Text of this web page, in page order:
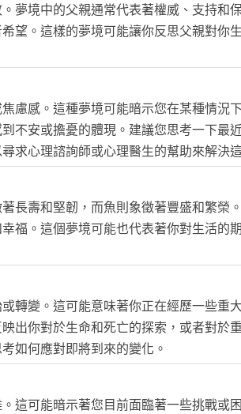
夢境中的父親通常代表著權威、支持和
望。這樣的夢境可能讓你反思父親對你
慮感。這種夢境可能暗示您在某種情況
不安或擔憂的體現。建議您思考一下最
求心理諮詢師或心理醫生的幫助來解決
長壽和堅韌，而魚則象徵著豐盛和繁榮
福。這個夢境可能也代表著你對生活的
轉變。這可能意味著你正在經歷一些重
出你對於生命和死亡的探索，或者對於
如何應對即將到來的變化。
這可能暗示著您目前面臨著一些挑戰或